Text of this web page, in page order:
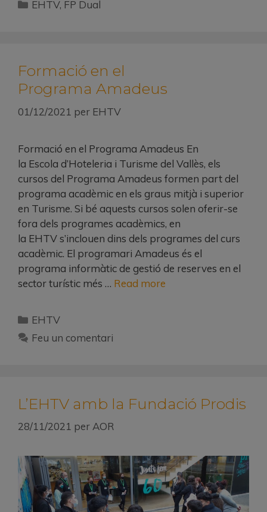
EHTV, FP Dual
Formació en el
Programa Amadeus
01/12/2021 per EHTV
Formació en el Programa Amadeus En
la Escola d’Hoteleria i Turisme del Vallès, els
cursos del Programa Amadeus formen part del
programa acadèmic en els graus mitjà i superior
en Turisme. Si bé aquests cursos solen oferir-se
fora dels programes acadèmics, en
la EHTV s’inclouen dins dels programes del curs
acadèmic. El programari Amadeus és el
programa informàtic de gestió de reserves en el
sector turístic més … Read more
EHTV
Feu un comentari
L’EHTV amb la Fundació Prodis
28/11/2021 perAOR